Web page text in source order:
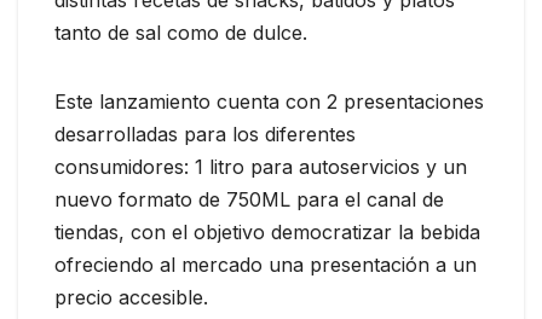
tanto de sal como de dulce.
Este lanzamiento cuenta con 2 presentaciones
desarrolladas para los diferentes
consumidores: 1 litro para autoservicios y un
nuevo formato de 750ML para el canal de
tiendas, con el objetivo democratizar la bebida
ofreciendo al mercado una presentación a un
precio accesible.